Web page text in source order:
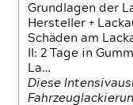
Grundlagen der
Hersteller +
Schäden am
II: 2 Tage in
La…
Diese